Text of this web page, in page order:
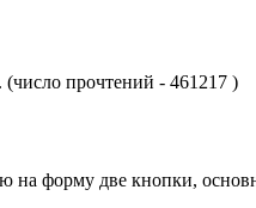
прочтений - 461217 )
на форму две кнопки,